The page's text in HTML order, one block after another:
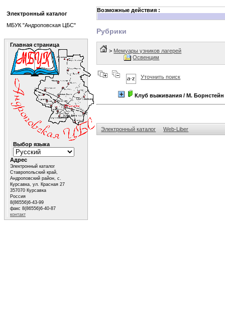
Возможные действия :
Рубрики
> Мемуары узников лагерей
Освенцим
Уточнить поиск
Клуб выживания / М. Борнстейн
Электронный каталог Web-Liber
Электронный каталог
МБУК "Андроповская ЦБС"
Главная страница
Выбор языка
Адрес
Электронный каталог
Ставропольский край,
Андроповский район, с.
Курсавка, ул. Красная 27
357070 Курсавка
Россия
8(86556)6-43-99
факс 8(86556)6-40-87
контакт